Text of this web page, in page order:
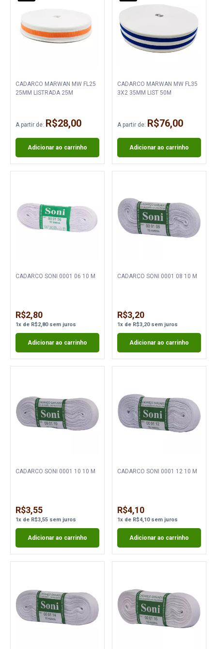
CADARCO MARWAN MW FL25
25MM LISTRADA 25M
A partir de: R$28,00
Adicionar ao carrinho
CADARCO MARWAN MW FL35
3X2 35MM LIST 50M
A partir de: R$76,00
Adicionar ao carrinho
CADARCO SONI 0001 06 10 M
R$2,80
1x de R$2,80sem juros
Adicionar ao carrinho
CADARCO SONI 0001 08 10 M
R$3,20
1xde R$3,20sem juros
Adicionar ao carrinho
CADARCO SONI 0001 10 10 M
R$3,55
1x de R$3,55 sem juros
Adicionar ao carrinho
CADARCO SONI 0001 12 10 M
R$4,10
1xde R$4,10sem juros
Adicionar ao carrinho